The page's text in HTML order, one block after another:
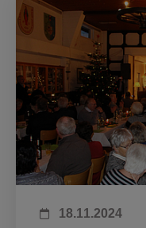
18.11.2024